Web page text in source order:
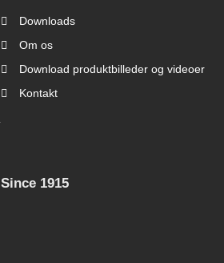
Downloads
Om os
Download produktbilleder og videoer
Kontakt
Since 1915